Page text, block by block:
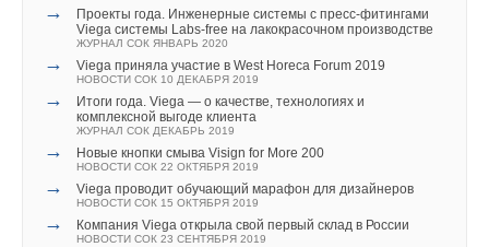
→
Проекты года. Инженерные системы с пресс-фитингами
Viega системы Labs-free на лакокрасочном производстве
ЖУРНАЛ СОК ЯНВАРЬ 2020
→ Viega приняла участие в West Horeca Forum 2019
НОВОСТИ СОК 10 ДЕКАБРЯ 2019
→
Итоги года. Viega — о качестве, технологиях и
комплексной выгоде клиента
ЖУРНАЛ СОК ДЕКАБРЬ 2019
→ Новые кнопки смыва Visign for More 200
НОВОСТИ СОК 22 ОКТЯБРЯ 2019
→ Viega проводит обучающий марафон для дизайнеров
НОВОСТИ СОК 15 ОКТЯБРЯ 2019
→ Компания Viega открыла свой первый склад в России
НОВОСТИ СОК 23 СЕНТЯБРЯ 2019
Добавить комментарий
Ваше имя *
Ваш E-mail *
Текст комментария
→
Особенности применения блочных индивидуальных
тепловых пунктов при капитальном ремонте МЖД
ЖУРНАЛ СОК МАРТ 2023
→ Нужна ли гидрострелка в системе отопления?
ЖУРНАЛ СОК ЯНВАРЬ 2023
Уведомления отключены